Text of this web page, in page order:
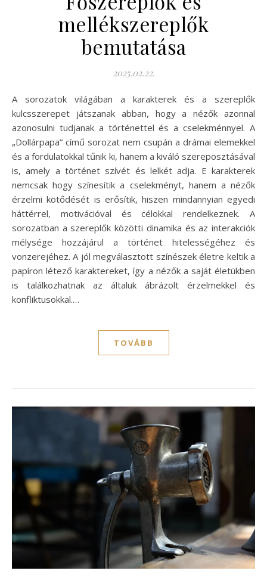
mellékszereplők
bemutatása
2025.02.22.
A sorozatok világában a karakterek és a szereplők
kulcsszerepet játszanak abban, hogy a nézők azonnal
azonosulni tudjanak a történettel és a cselekménnyel. A
„Dollárpapa” című sorozat nem csupán a drámai elemekkel
és a fordulatokkal tűnik ki, hanem a kiváló szereposztásával
is, amely a történet szívét és lelkét adja. E karakterek
nemcsak hogy színesítik a cselekményt, hanem a nézők
érzelmi kötődését is erősítik, hiszen mindannyian egyedi
háttérrel, motivációval és célokkal rendelkeznek. A
sorozatban a szereplők közötti dinamika és az interakciók
mélysége hozzájárul a történet hitelességéhez és
vonzerejéhez. A jól megválasztott színészek életre keltik a
papíron létező karaktereket, így a nézők a saját életükben
is találkozhatnak az általuk ábrázolt érzelmekkel és
konfliktusokkal.…
TOVÁBB